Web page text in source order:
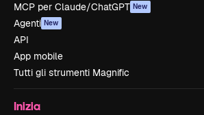
MCP per Claude/ChatGPT New
Agenti New
API
App mobile
Tutti gli strumenti Magnific
Inizia